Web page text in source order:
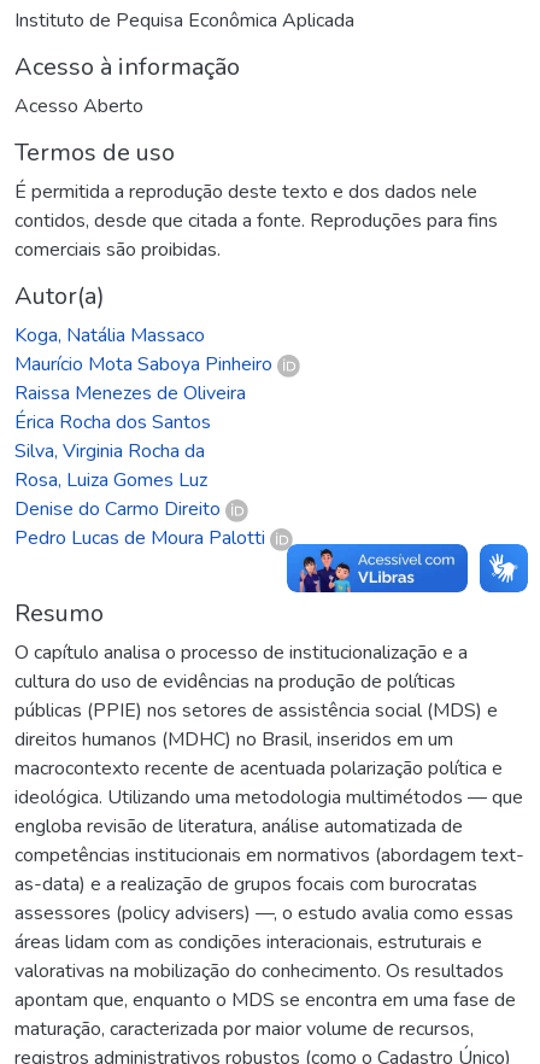
Instituto de Pequisa Econômica Aplicada
Acesso à informação
Acesso Aberto
Termos de uso
É permitida a reprodução deste texto e dos dados nele
contidos, desde que citada a fonte. Reproduções para fins
comerciais são proibidas.
Autor(a)
Koga, Natália Massaco
Maurício Mota Saboya Pinheiro
Raissa Menezes de Oliveira
Érica Rocha dos Santos
Silva, Virginia Rocha da
Rosa, Luiza Gomes Luz
Denise do Carmo Direito
Pedro Lucas de Moura Palotti
Resumo
O capítulo analisa o processo de institucionalização e a
cultura do uso de evidências na produção de políticas
públicas (PPIE) nos setores de assistência social (MDS) e
direitos humanos (MDHC) no Brasil, inseridos em um
macrocontexto recente de acentuada polarização política e
ideológica. Utilizando uma metodologia multimétodos — que
engloba revisão de literatura, análise automatizada de
competências institucionais em normativos (abordagem text-
as-data) e a realização de grupos focais com burocratas
assessores (policy advisers) —, o estudo avalia como essas
áreas lidam com as condições interacionais, estruturais e
valorativas na mobilização do conhecimento. Os resultados
apontam que, enquanto o MDS se encontra em uma fase de
maturação, caracterizada por maior volume de recursos,
registros administrativos robustos (como o Cadastro Único)